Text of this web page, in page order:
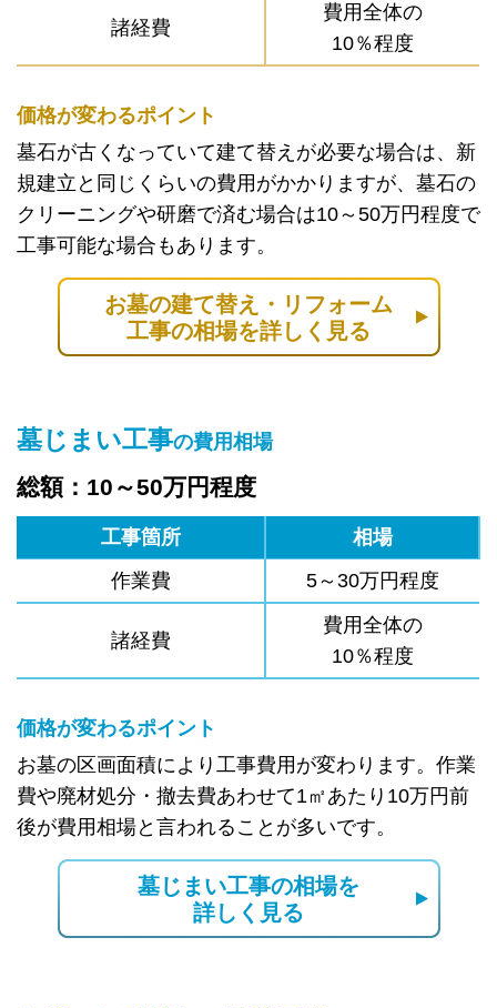
諸経費
費用全体の
10％程度
価格が変わるポイント
墓石が古くなっていて建て替えが必要な場合は、新
規建立と同じくらいの費用がかかりますが、墓石の
クリーニングや研磨で済む場合は10～50万円程度で
工事可能な場合もあります。
お墓の建て替え・リフォーム
工事の相場を詳しく見る
墓じまい工事の費用相場
総額：10～50万円程度
工事箇所
相場
作業費
5～30万円程度
諸経費
費用全体の
10％程度
価格が変わるポイント
お墓の区画面積により工事費用が変わります。作業
費や廃材処分・撤去費あわせて1㎡あたり10万円前
後が費用相場と言われることが多いです。
墓じまい工事の相場を
詳しく見る